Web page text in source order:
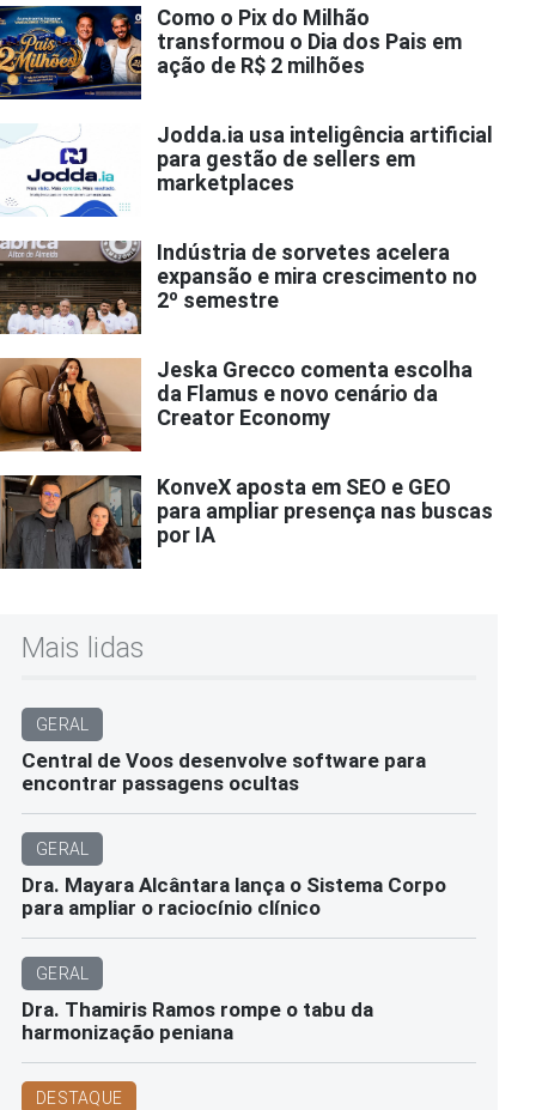
Como o Pix do Milhão
transformou o Dia dos Pais em
ação de R$ 2 milhões
Jodda.ia usa inteligência artificial
para gestão de sellers em
marketplaces
Indústria de sorvetes acelera
expansão e mira crescimento no
2º semestre
Jeska Grecco comenta escolha
da Flamus e novo cenário da
Creator Economy
KonveX aposta em SEO e GEO
para ampliar presença nas buscas
por IA
Mais lidas
GERAL
Central de Voos desenvolve software para
encontrar passagens ocultas
GERAL
Dra. Mayara Alcântara lança o Sistema Corpo
para ampliar o raciocínio clínico
GERAL
Dra. Thamiris Ramos rompe o tabu da
harmonização peniana
DESTAQUE